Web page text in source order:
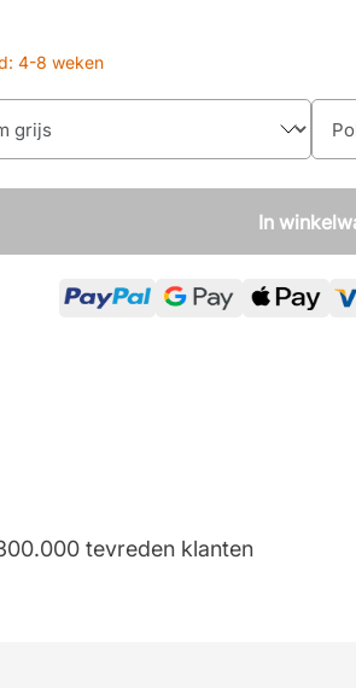
4-8 weken
In
tevreden klanten